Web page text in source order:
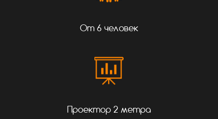
От 6 человек
Проектор 2 метра